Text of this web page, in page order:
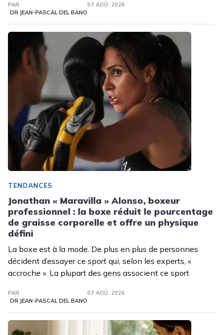
PAR
DR JEAN-PASCAL DEL BANO
07 AOÛ. 2026
TENDANCES
Jonathan « Maravilla » Alonso, boxeur
professionnel : la boxe réduit le pourcentage
de graisse corporelle et offre un physique
défini
La boxe est à la mode. De plus en plus de personnes
décident d’essayer ce sport qui, selon les experts, «
accroche ». La plupart des gens associent ce sport
PAR
DR JEAN-PASCAL DEL BANO
07 AOÛ. 2026